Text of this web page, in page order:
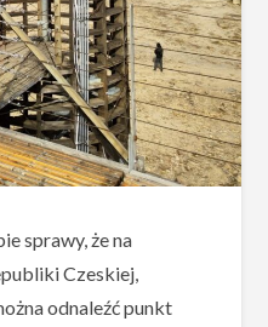
sprawy, że na
Czeskiej,
odnaleźć punkt